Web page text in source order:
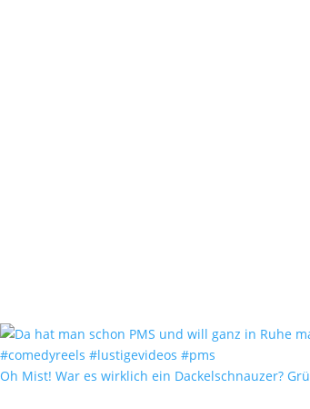
Oh Mist! War es wirklich ein Dackelschnauzer? Grü